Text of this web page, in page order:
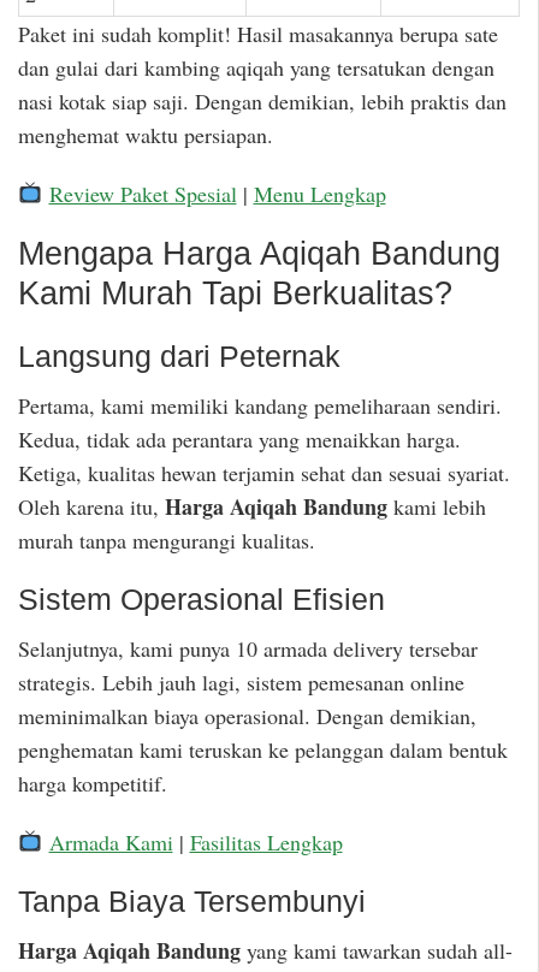
Paket ini sudah komplit! Hasil masakannya berupa sate
dan gulai dari kambing aqiqah yang tersatukan dengan
nasi kotak siap saji. Dengan demikian, lebih praktis dan
menghemat waktu persiapan.
Review Paket Spesial | Menu Lengkap
Mengapa Harga Aqiqah Bandung
Kami Murah Tapi Berkualitas?
Langsung dari Peternak
Pertama, kami memiliki kandang pemeliharaan sendiri.
Kedua, tidak ada perantara yang menaikkan harga.
Ketiga, kualitas hewan terjamin sehat dan sesuai syariat.
Oleh karena itu, Harga Aqiqah Bandung kami lebih
murah tanpa mengurangi kualitas.
Sistem Operasional Efisien
Selanjutnya, kami punya 10 armada delivery tersebar
strategis. Lebih jauh lagi, sistem pemesanan online
meminimalkan biaya operasional. Dengan demikian,
penghematan kami teruskan ke pelanggan dalam bentuk
harga kompetitif.
Armada Kami | Fasilitas Lengkap
Tanpa Biaya Tersembunyi
Harga Aqiqah Bandung yang kami tawarkan sudah all-